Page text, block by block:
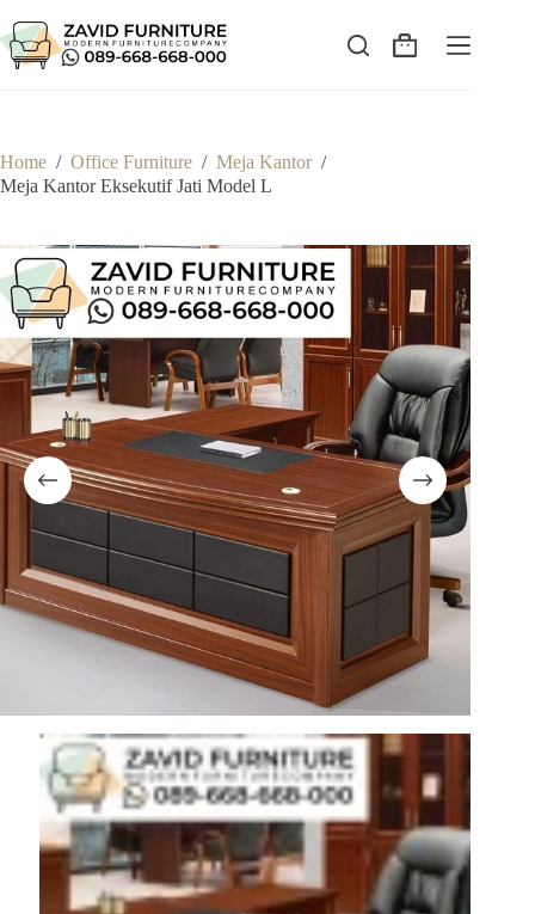
to
content
Shopping
Home / Office Furniture / Meja Kantor /
Meja Kantor Eksekutif Jati Model L